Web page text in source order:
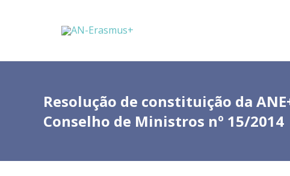
Resolução de constituição da
Conselho de Ministros nº 15/2014